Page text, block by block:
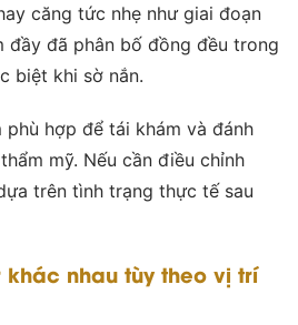
căng tức nhẹ như giai đoạn
đầy đã phân bố đồng đều trong
biệt khi sờ nắn.
hợp để tái khám và đánh
mỹ. Nếu cần điều chỉnh
trên tình trạng thực tế sau
nhau tùy theo vị trí